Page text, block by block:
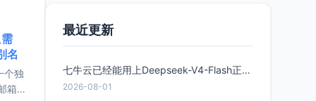
名
个独
箱等
最近更新
七牛云已经能用上Deepseek-V4-Flash正式版了，点此领取300万Token
2026-08-01